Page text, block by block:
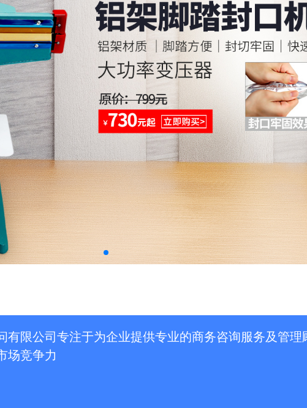
有限公司专注于为企业提供专业的商务咨询服务及管
场竞争力